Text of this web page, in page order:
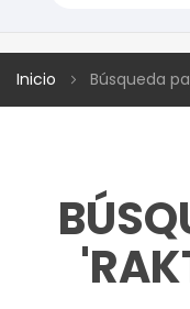
Inicio Búsqueda